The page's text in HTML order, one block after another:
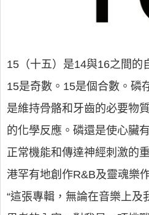
15（十五）是14與16之間的
15是奇數。15是個合數。磷
是維持骨骼和牙齒的必要物
的化學反應。磷還是使心臟
正常機能和傳達神經刺激的
港罕有地創作R&B及靈魂樂
“這張專輯，無論在音樂上及